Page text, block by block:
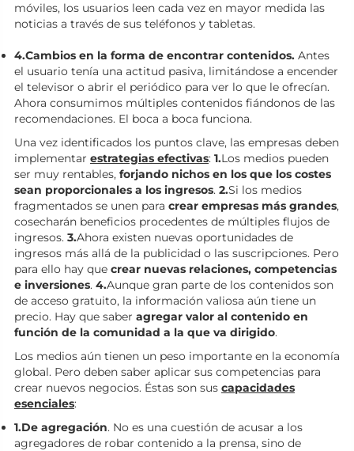
móviles, los usuarios leen cada vez en mayor medida las
noticias a través de sus teléfonos y tabletas.
4.Cambios en la forma de encontrar contenidos. Antes
el usuario tenía una actitud pasiva, limitándose a encender
el televisor o abrir el periódico para ver lo que le ofrecían.
Ahora consumimos múltiples contenidos fiándonos de las
recomendaciones. El boca a boca funciona.
Una vez identificados los puntos clave, las empresas deben
implementar estrategias efectivas: 1.Los medios pueden
ser muy rentables, forjando nichos en los que los costes
sean proporcionales a los ingresos. 2.Si los medios
fragmentados se unen para crear empresas más grandes,
cosecharán beneficios procedentes de múltiples flujos de
ingresos. 3.Ahora existen nuevas oportunidades de
ingresos más allá de la publicidad o las suscripciones. Pero
para ello hay que crear nuevas relaciones, competencias
e inversiones. 4.Aunque gran parte de los contenidos son
de acceso gratuito, la información valiosa aún tiene un
precio. Hay que saber agregar valor al contenido en
función de la comunidad a la que va dirigido.
Los medios aún tienen un peso importante en la economía
global. Pero deben saber aplicar sus competencias para
crear nuevos negocios. Éstas son sus capacidades
esenciales:
1.De agregación. No es una cuestión de acusar a los
agregadores de robar contenido a la prensa, sino de